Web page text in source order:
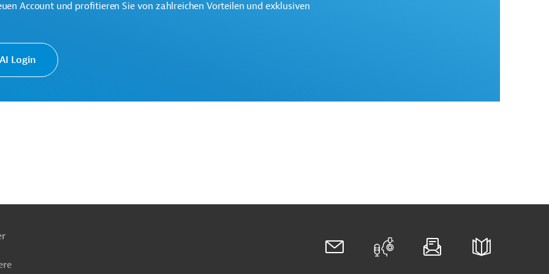
multilaterale Finanzierungsinstitution für Projekte in der
Account und profitieren Sie von zahlreichen Vorteilen und exklusiven
Login